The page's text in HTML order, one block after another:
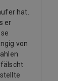
hat.
er
von